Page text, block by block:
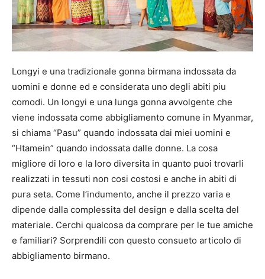
Longyi e una tradizionale gonna birmana indossata da
uomini e donne ed e considerata uno degli abiti piu
comodi. Un longyi e una lunga gonna avvolgente che
viene indossata come abbigliamento comune in Myanmar,
si chiama “Pasu” quando indossata dai miei uomini e
“Htamein” quando indossata dalle donne. La cosa
migliore di loro e la loro diversita in quanto puoi trovarli
realizzati in tessuti non cosi costosi e anche in abiti di
pura seta. Come l’indumento, anche il prezzo varia e
dipende dalla complessita del design e dalla scelta del
materiale. Cerchi qualcosa da comprare per le tue amiche
e familiari? Sorprendili con questo consueto articolo di
abbigliamento birmano.